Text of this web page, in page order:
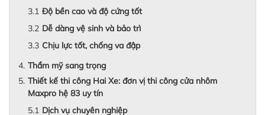
Độ bền cao và độ cứng tốt
Dễ dàng vệ sinh và bảo trì
Chịu lực tốt, chống va đập
Thẩm mỹ sang trọng
Thiết kế thi công Hai Xe: đơn vị thi công cửa nhôm
Maxpro hệ 83 uy tín
Dịch vụ chuyên nghiệp